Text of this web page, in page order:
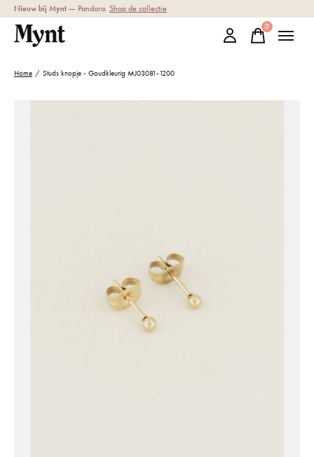
Nieuw bij Mynt — Pandora. Shop de collectie
0items
Home / Studs knopje - Goudkleurig MJ03081-1200